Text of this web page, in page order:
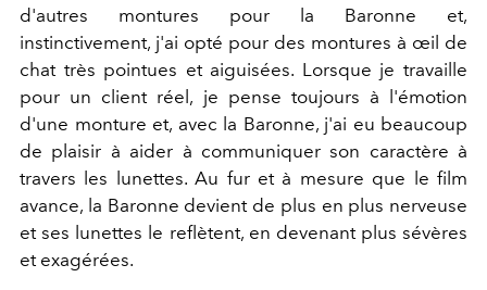
d'autres montures pour la Baronne et,
instinctivement, j'ai opté pour des montures à œil de
chat très pointues et aiguisées. Lorsque je travaille
pour un client réel, je pense toujours à l'émotion
d'une monture et, avec la Baronne, j'ai eu beaucoup
de plaisir à aider à communiquer son caractère à
travers les lunettes. Au fur et à mesure que le film
avance, la Baronne devient de plus en plus nerveuse
et ses lunettes le reflètent, en devenant plus sévères
et exagérées.